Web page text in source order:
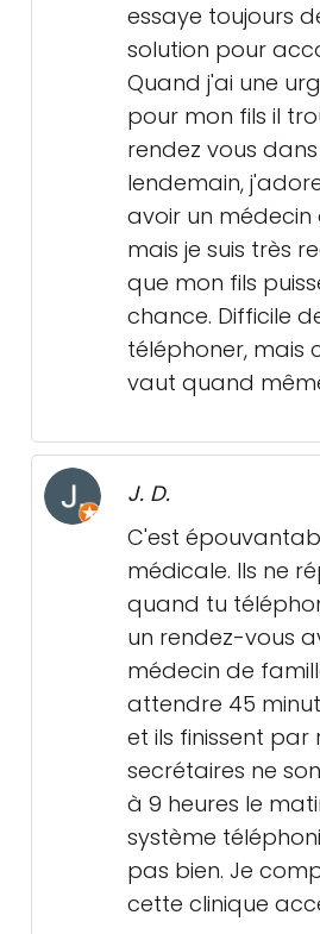
essaye toujours
solution pour
Quand j'ai une
pour mon fils il
rendez vous
lendemain,
avoir un
mais je suis très
que mon fils
chance. Difficile
téléphoner, mais
vaut quand
J. D.
C'est
médicale. Ils ne
quand tu
un rendez-vous
médecin de
attendre 45
et ils finissent par
secrétaires ne
à 9 heures le
système
pas bien. Je
cette clinique